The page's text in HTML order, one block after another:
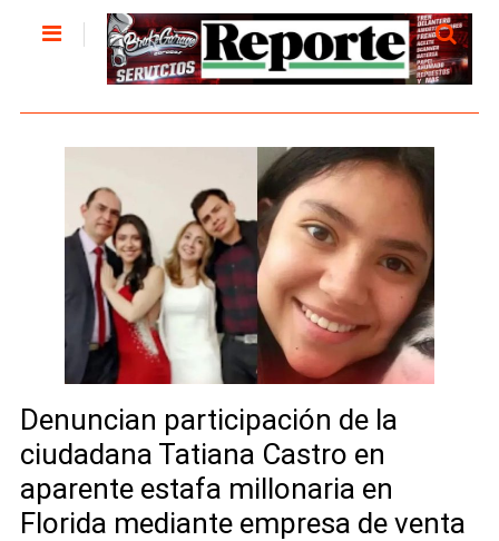
Denuncian participación de la
ciudadana Tatiana Castro en
aparente estafa millonaria en
Florida mediante empresa de venta